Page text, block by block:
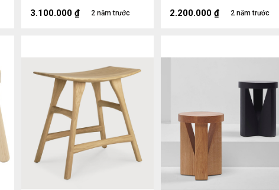
2 năm trước
3.100.000 ₫ 2 năm trước
2.200.000 ₫